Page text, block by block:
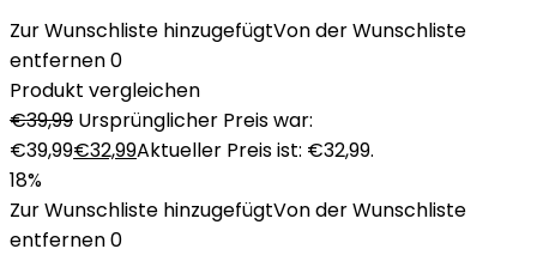
Zur Wunschliste hinzugefügtVon der Wunschliste
entfernen0
Produkt vergleichen
€39,99 Ursprünglicher Preis war:
€39,99€32,99Aktueller Preis ist: €32,99.
18%
Zur Wunschliste hinzugefügtVon der Wunschliste
entfernen0